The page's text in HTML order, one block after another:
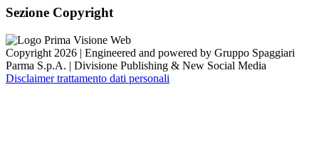
Sezione Copyright
Copyright 2026 | Engineered and powered by Gruppo Spaggiari
Parma S.p.A. | Divisione Publishing & New Social Media
Disclaimer trattamento dati personali